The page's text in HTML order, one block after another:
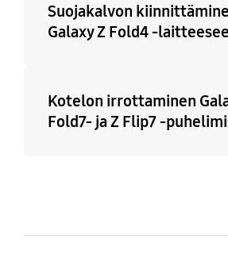
Suojakalvon
Galaxy Z Fold4 -
Kotelon irrottaminen
Fold7- ja Z Flip7 -